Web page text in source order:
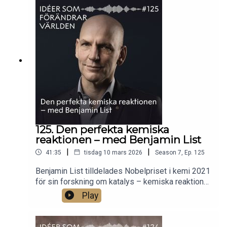
svår att besegra? Parasitologen Ellen
Bushell berättar om sjukdomens komplexitet och
om de metoder som faktiskt fungerar. Hon
förklarar vad forskarna har lärt sig, och varför det
fortfarande finns hopp om att en dag vinna
kampen mot malaria.Foto: Mattias
Petterson/UmU.
125. Den perfekta kemiska
reaktionen – med Benjamin List
41:35 | tisdag 10 mars 2026 | Season 7 Ep. 125
Benjamin List tilldelades Nobelpriset i kemi 2021
för sin forskning om katalys – kemiska reaktioner
som kan förvandla vanliga ämnen till användbara
kemikalier. Katalys har gjort att vi kan ge fler
driva färdmedel längre och effektivare. List
Play